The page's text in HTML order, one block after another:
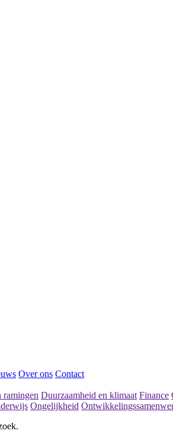
aan staatssecretaris VWS
Over ons Contact
ramingen Duurzaamheid en klimaat Finance
Ongelijkheid